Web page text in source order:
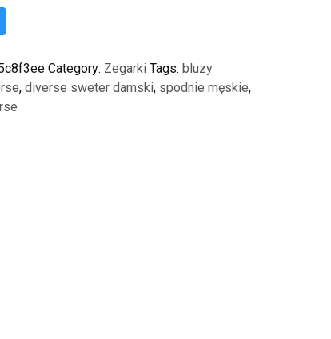
Category: Zegarki Tags:bluzy
,diverse sweter damski, spodnie męskie,